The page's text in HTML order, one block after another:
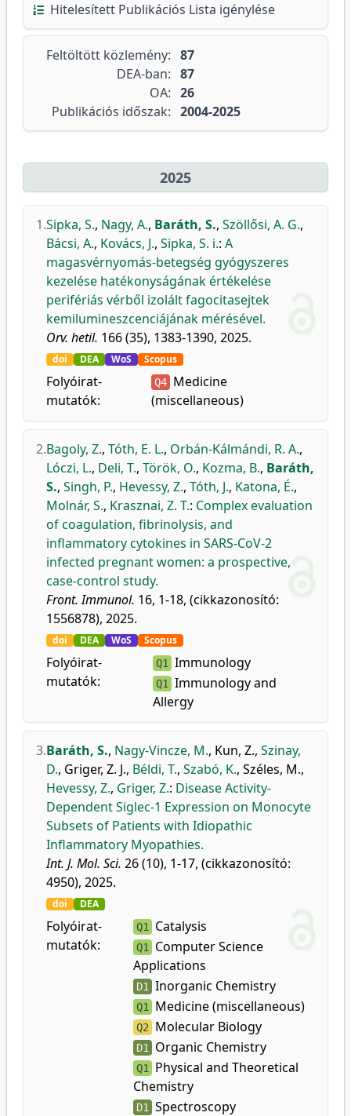
Hitelesített Publikációs Lista igénylése
Feltöltött közlemény: 87
DEA-ban: 87
OA: 26
Publikációs időszak: 2004-2025
2025
1.Sipka, S., Nagy, A., Baráth, S., Szöllősi, A. G.,
Bácsi, A., Kovács, J., Sipka, S. i.: A
magasvérnyomás-betegség gyógyszeres
kezelése hatékonyságának értékelése
perifériás vérből izolált fagocitasejtek
kemilumineszcenciájának mérésével.
Orv. hetil. 166 (35), 1383-1390, 2025.
doi DEA WoS Scopus
Folyóirat-
mutatók:
Q4 Medicine
(miscellaneous)
2.Bagoly, Z., Tóth, E. L., Orbán-Kálmándi, R. A.,
Lóczi, L., Deli, T., Török, O., Kozma, B., Baráth,
S., Singh, P., Hevessy, Z., Tóth, J., Katona, É.,
Molnár, S., Krasznai, Z. T.: Complex evaluation
of coagulation, fibrinolysis, and
inflammatory cytokines in SARS-CoV-2
infected pregnant women: a prospective,
case-control study.
Front. Immunol. 16, 1-18, (cikkazonosító:
1556878), 2025.
doi DEA WoS Scopus
Folyóirat-
mutatók:
Q1 Immunology
Q1 Immunology and
Allergy
3.Baráth, S., Nagy-Vincze, M., Kun, Z., Szinay,
D., Griger, Z. J., Béldi, T., Szabó, K., Széles, M.,
Hevessy, Z., Griger, Z.: Disease Activity-
Dependent Siglec-1 Expression on Monocyte
Subsets of Patients with Idiopathic
Inflammatory Myopathies.
Int. J. Mol. Sci. 26 (10), 1-17, (cikkazonosító:
4950), 2025.
doi DEA
Folyóirat-
mutatók:
Q1 Catalysis
Q1
Computer Science
Applications
D1 Inorganic Chemistry
Q1 Medicine (miscellaneous)
Q2 Molecular Biology
D1 Organic Chemistry
Q1
Physical and Theoretical
Chemistry
D1 Spectroscopy